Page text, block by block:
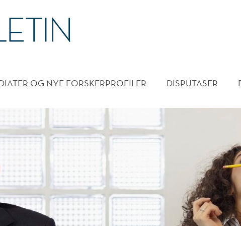
OG NYE FORSKERPROFILER DISPUTASER